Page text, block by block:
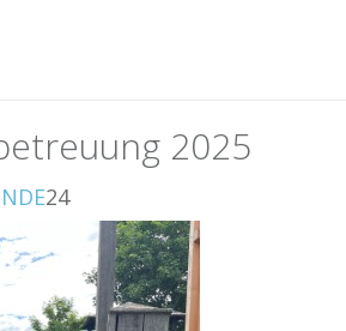
2025
24